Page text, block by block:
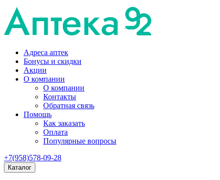
Адреса аптек
Бонусы и скидки
Акции
О компании
О компании
Контакты
Обратная связь
Помощь
Как заказать
Оплата
Популярные вопросы
+7(958)578-09-28
Каталог